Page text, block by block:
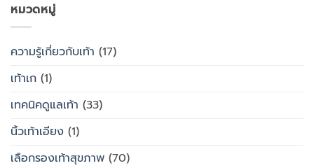
หมวดหมู่
ความรู้เกี่ยวกับเท้า (17)
เท้าเก (1)
เทคนิคดูแลเท้า (33)
นิ้วเท้าเอียง (1)
เลือกรองเท้าสุขภาพ (70)